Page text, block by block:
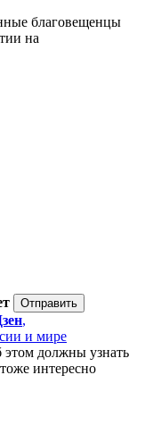
благовещенцы
на
,
и мире
должны узнать
интересно